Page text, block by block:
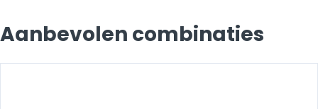
Aanbevolen combinaties